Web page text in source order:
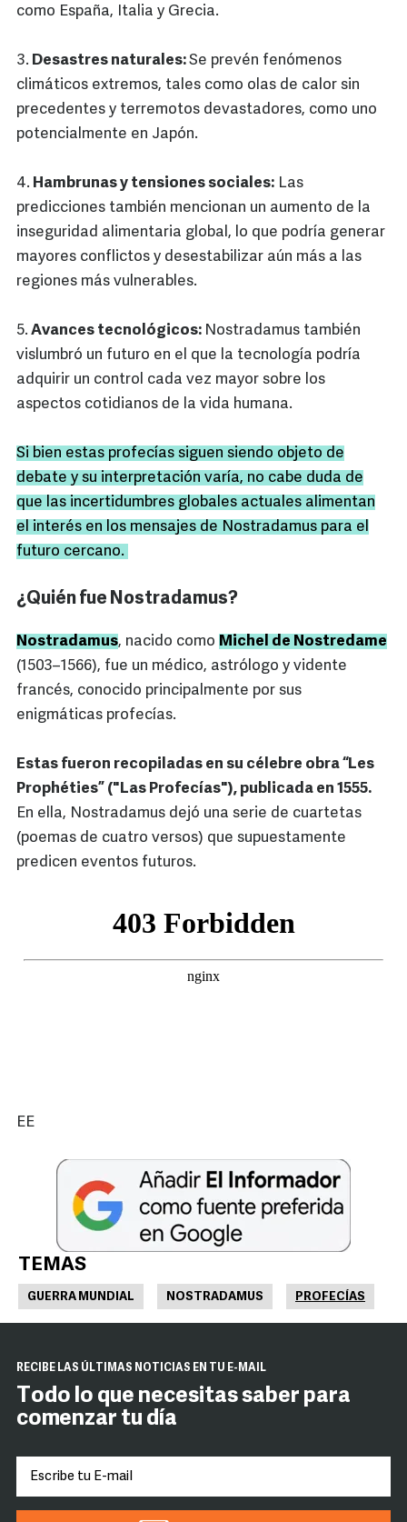
como España, Italia y Grecia.
3. Desastres naturales:Se prevén fenómenos
climáticos extremos, tales como olas de calor sin
precedentes y terremotos devastadores, como uno
potencialmente en Japón.
4. Hambrunas y tensiones sociales: Las
predicciones también mencionan un aumento de la
inseguridad alimentaria global, lo que podría generar
mayores conflictos y desestabilizar aún más a las
regiones más vulnerables.
5. Avances tecnológicos: Nostradamus también
vislumbró un futuro en el que la tecnología podría
adquirir un control cada vez mayor sobre los
aspectos cotidianos de la vida humana.
Si bien estas profecías siguen siendo objeto de
debate y su interpretación varía, no cabe duda de
que las incertidumbres globales actuales alimentan
el interés en los mensajes de Nostradamus para el
futuro cercano.
¿Quién fue Nostradamus?
Nostradamus, nacido como Michel de Nostredame
(1503–1566), fue un médico, astrólogo y vidente
francés, conocido principalmente por sus
enigmáticas profecías.
Estas fueron recopiladas en su célebre obra “Les
Prophéties” ("Las Profecías"), publicada en 1555.
En ella, Nostradamus dejó una serie de cuartetas
(poemas de cuatro versos) que supuestamente
predicen eventos futuros.
EE
TEMAS
GUERRA MUNDIAL NOSTRADAMUS PROFECÍAS
RECIBE LAS ÚLTIMAS NOTICIAS EN TU E-MAIL
Todo lo que necesitas saber para
comenzar tu día